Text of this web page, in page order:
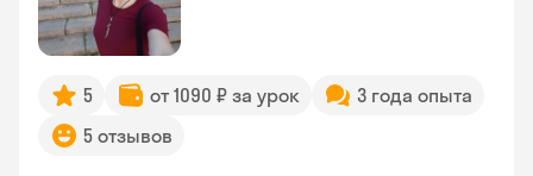
5 от 1090 ₽ за урок
3 года опыта
5 отзывов